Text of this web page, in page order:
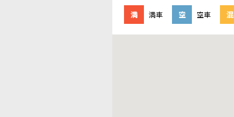
満 満車 空 空車 混